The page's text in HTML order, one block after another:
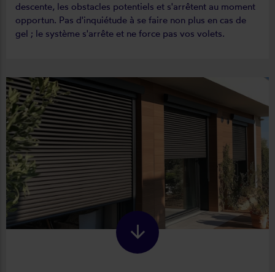
descente, les obstacles potentiels et s'arrêtent au moment
opportun. Pas d'inquiétude à se faire non plus en cas de
gel ; le système s'arrête et ne force pas vos volets.